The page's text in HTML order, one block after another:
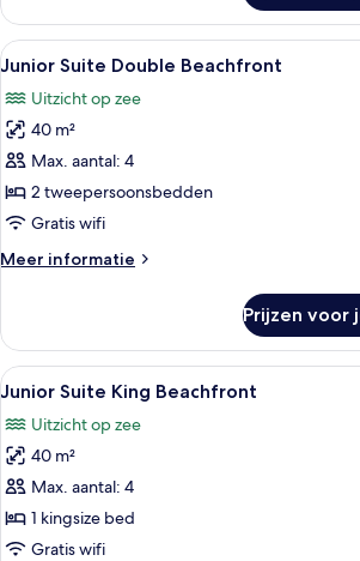
Junior
Suite
Ocean
Double
Alle
foto's
voor
Junior
Suite
Double
Beachfront
Een
4
Junior Suite Double Beachfront
Uitzicht op zee
40 m²
Max. aantal: 4
2 tweepersoonsbedden
Gratis wifi
Meer informatie
Meer
Suite
Double
Beachfront
Prijzen voor
Alle
foto's
voor
Junior
Suite
King
Beachfront
Een
3
Junior Suite King Beachfront
Uitzicht op zee
40 m²
Max. aantal: 4
1 kingsize bed
Gratis wifi